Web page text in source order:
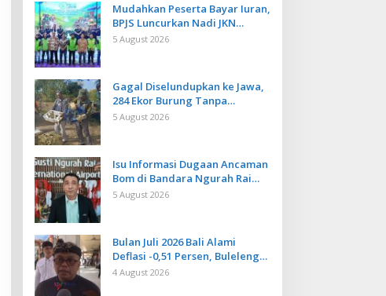
Mudahkan Peserta Bayar Iuran,
BPJS Luncurkan Nadi JKN
dengan Mekanisme Menabung
5 August 2026
Gagal Diselundupkan ke Jawa,
284 Ekor Burung Tanpa
Dokumen Dilepasliarkan Cegah
5 August 2026
Isu Informasi Dugaan Ancaman
Bom di Bandara Ngurah Rai
Bali Tidak Benar, Operasional
5 August 2026
Bulan Juli 2026 Bali Alami
Deflasi -0,51 Persen, Buleleng
Catat Penurunan Terendah
4 August 2026